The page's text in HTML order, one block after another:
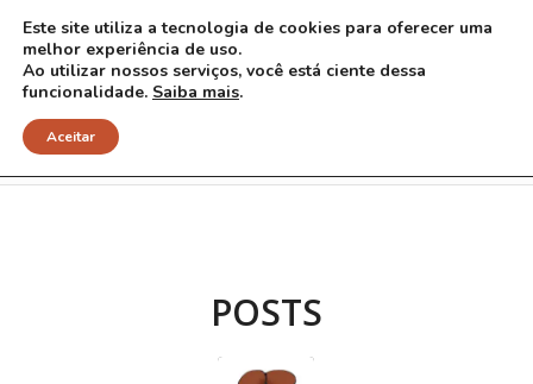
Arquivo para Tag: renovação
POSTS
Este site utiliza a tecnologia de cookies para oferecer uma
melhor experiência de uso.
Ao utilizar nossos serviços, você está ciente dessa
funcionalidade. Saiba mais.
Aceitar